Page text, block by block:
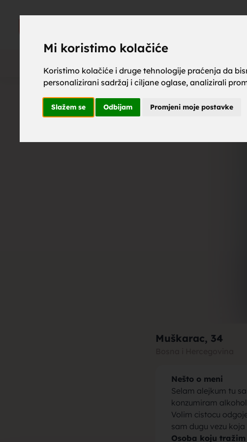
Mi koristimo kolačiće
Koristimo kolačiće i druge tehnologije praćenja da
personalizirani sadržaj i ciljane oglase, analizirali
Slažem se Odbijam Promjeni moje postavke
Muškarac, 34
Nešto o meni
Selam alejkum tu
konzumiram
Volim cistocu
sam dugu vezu
Osoba koju tražim
upoznaj
brak,
brak,
momci za